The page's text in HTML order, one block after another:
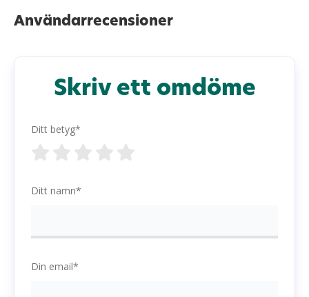
Användarrecensioner
Skriv ett omdöme
Ditt betyg*
Ditt namn*
Din email*